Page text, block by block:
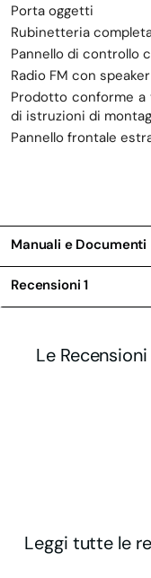
Porta oggetti
Rubinetteria
Pannello di controllo
Radio FM con
Prodotto conforme
di istruzioni di
Pannello frontale
Manuali e Documenti
Recensioni1
Le
Leggi tutte le